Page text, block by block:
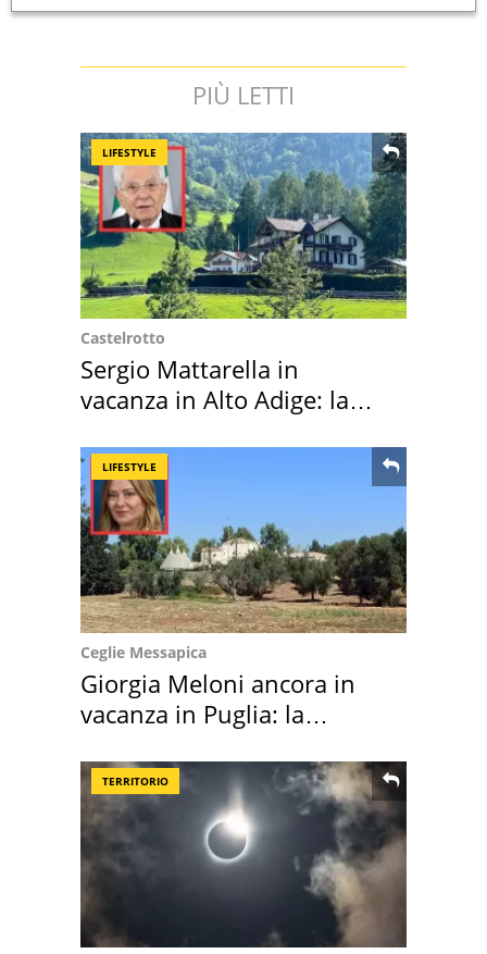
PIÙ LETTI
LIFESTYLE
Castelrotto
Sergio Mattarella in
vacanza in Alto Adige: la
LIFESTYLE
Ceglie Messapica
Giorgia Meloni ancora in
vacanza in Puglia: la
TERRITORIO